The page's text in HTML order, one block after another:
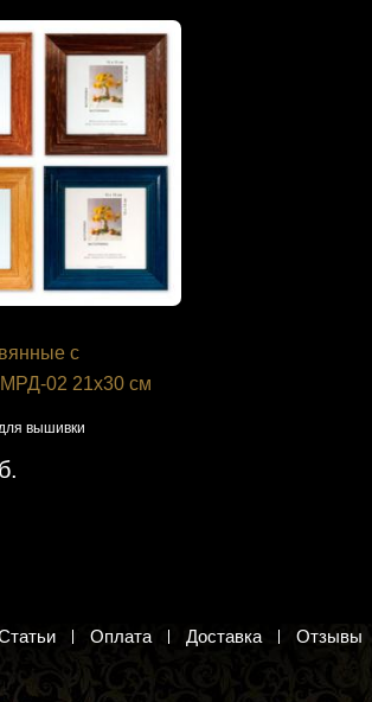
с
МРД-02 21х30 см
вышивки
Оплата Доставка Отзывы